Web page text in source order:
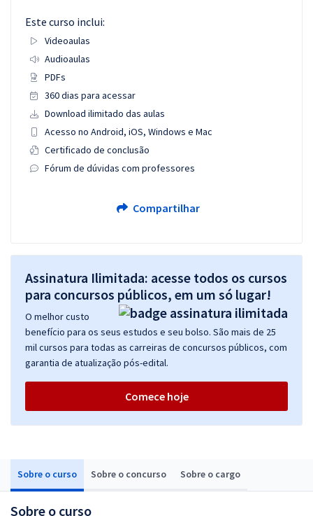
Sobre o curso Sobre o concurso Sobre o cargo
Sobre o curso
Este curso inclui:
Videoaulas
Audioaulas
PDFs
360 dias para acessar
Download ilimitado das aulas
Acesso no Android, iOS, Windows e Mac
Certificado de conclusão
Fórum de dúvidas com professores
Compartilhar
Assinatura Ilimitada: acesse todos os cursos
para concursos públicos, em um só lugar!
O melhor custo
benefício para os seus estudos e seu bolso. São mais de 25
mil cursos para todas as carreiras de concursos públicos, com
garantia de atualização pós-edital.
Comece hoje